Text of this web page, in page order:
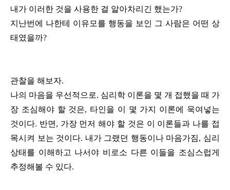
내가 이러한 것을 사용한 걸 알아차리긴 했는가?
지난번에 나한테 이유모를 행동을 보인 그 사람은 어떤 상
태였을까?
관찰을 해보자.
나의 마음을 우선적으로. 심리학 이론을 몇 개 접했을 때 가
장 조심해야 할 것은, 타인을 이 몇 가지 이론에 욱여넣는
것이다. 반면, 가장 먼저 해야 할 것은 이 이론들과 나를 접
목시켜 보는 것이다. 내가 그랬던 행동이나 마음가짐, 심리
상태를 이해하고 나서야 비로소 다른 이들을 조심스럽게
추정해볼 수 있다.